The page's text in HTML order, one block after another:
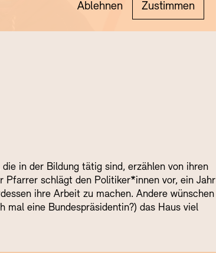
Ablehnen Zustimmen
in der Bildung tätig sind, erzählen von ihren
Pfarrer schlägt den Politiker*innen vor, ein Jahr
ihre Arbeit zu machen. Andere wünschen
mal eine Bundespräsidentin?) das Haus viel